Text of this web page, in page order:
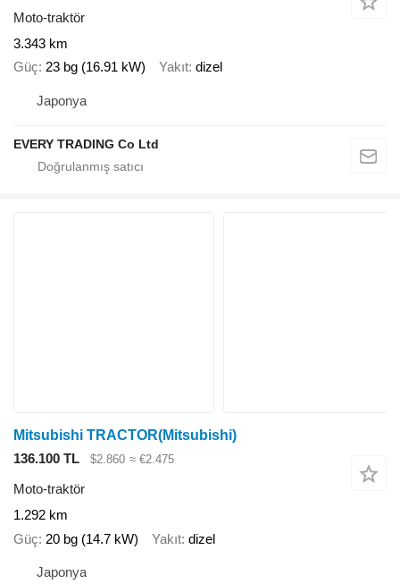
Moto-traktör
3.343 km
Güç 23 bg (16.91 kW) Yakıt dizel
Japonya
EVERY TRADING Co Ltd
Mitsubishi TRACTOR(Mitsubishi)
136.100 TL
$2.860 ≈ €2.475
Moto-traktör
1.292 km
Güç 20 bg (14.7 kW) Yakıt dizel
Japonya